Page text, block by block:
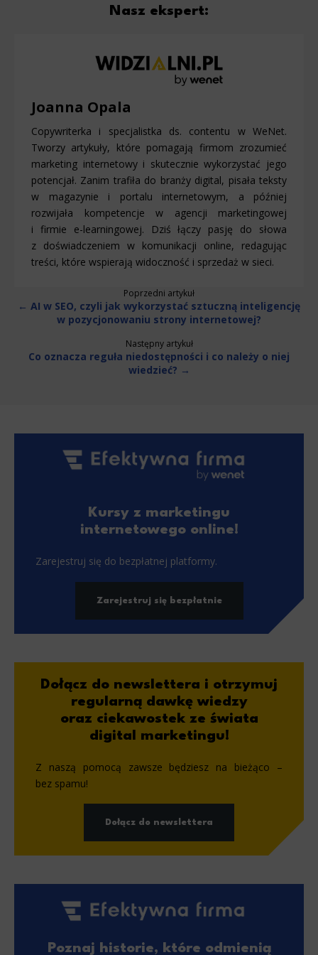
Nasz ekspert:
Joanna Opala
Copywriterka i specjalistka ds. contentu w WeNet.
Tworzy artykuły, które pomagają firmom zrozumieć
marketing internetowy i skutecznie wykorzystać jego
potencjał. Zanim trafiła do branży digital, pisała teksty
w magazynie i portalu internetowym, a później
rozwijała kompetencje w agencji marketingowej
i firmie e-learningowej. Dziś łączy pasję do słowa
z doświadczeniem w komunikacji online, redagując
treści, które wspierają widoczność i sprzedaż w sieci.
Poprzedni artykuł
← AI w SEO, czyli jak wykorzystać sztuczną inteligencję
w pozycjonowaniu strony internetowej?
Następny artykuł
Co oznacza reguła niedostępności i co należy o niej
wiedzieć? →
Kursy z marketingu
internetowego online!
Zarejestruj się do bezpłatnej platformy.
Zarejestruj się bezpłatnie
Dołącz do newslettera i otrzymuj
regularną dawkę wiedzy
oraz ciekawostek ze świata
digital marketingu!
Z naszą pomocą zawsze będziesz na bieżąco –
bez spamu!
Dołącz do newslettera
Poznaj historie, które odmienią